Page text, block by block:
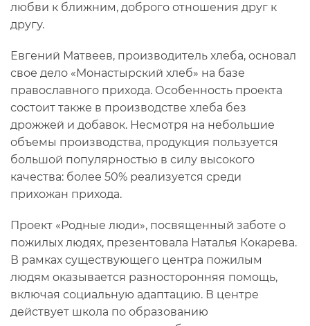
любви к ближним, доброго отношения друг к
другу.
Евгений Матвеев, производитель хлеба, основал
свое дело «Монастырский хлеб» на базе
православного прихода. Особенность проекта
состоит также в производстве хлеба без
дрожжей и добавок. Несмотря на небольшие
объемы производства, продукция пользуется
большой популярностью в силу высокого
качества: более 50% реализуется среди
прихожан прихода.
Проект «Родные люди», посвященный заботе о
пожилых людях, презентовала Наталья Кокарева.
В рамках существующего центра пожилым
людям оказывается разносторонняя помощь,
включая социальную адаптацию. В центре
действует школа по образованию